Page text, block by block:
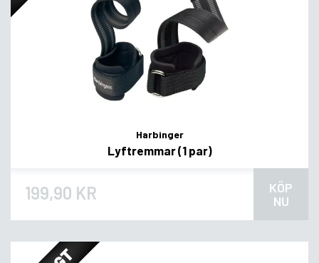
Harbinger
Lyftremmar (1 par)
199,90 KR
KÖP
NU